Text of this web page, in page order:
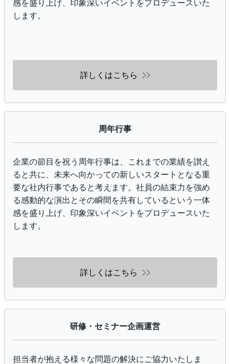
感を盛り上げ、印象深いイベントをプロデュースいた
します。
詳しくはこちら
周年行事
企業の節目を祝う周年行事は、これまでの業績を讃え
ると共に、未来へ向かっての新しいスタートとなる重
要な社内行事であると考えます。社員の結束力を強め
る感動的な演出とその瞬間を共有しているという一体
感を盛り上げ、印象深いイベントをプロデュースいた
します。
詳しくはこちら
研修・セミナー企画運営
担当者が抱える様々な問題の解決にご協力いたしま